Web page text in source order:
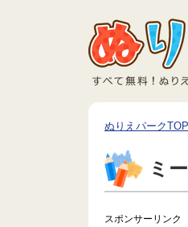
ぬりえパークTOP
ミ
スポンサーリンク